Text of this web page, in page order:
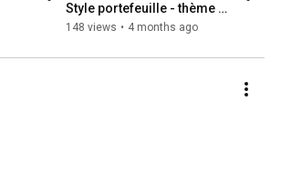
Style portefeuille - thème
NATURE 🌼
148 views • 4 months ago